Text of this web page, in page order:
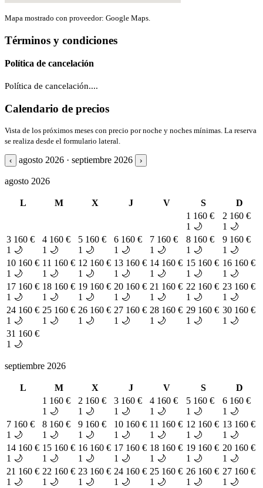
Mapa mostrado con proveedor: Google Maps.
Términos y condiciones
Política de cancelación
Política de cancelación....
Calendario de precios
Vista de los próximos meses con precio por noche y noches mínimas. La reserva
se realiza desde el formulario lateral.
‹ agosto 2026 · septiembre 2026 ›
agosto 2026
L M X J V S
D
1 160 €
1 🌙
2 160 €
1 🌙
3 160 €
1 🌙
4 160 €
1 🌙
5 160 €
1 🌙
6 160 €
1 🌙
7 160 €
1 🌙
8 160 €
1 🌙
9 160 €
1 🌙
10 160 €
1 🌙
11 160 €
1 🌙
12 160 €
1 🌙
13 160 €
1 🌙
14 160 €
1 🌙
15 160 €
1 🌙
16 160 €
1 🌙
17 160 €
1 🌙
18 160 €
1 🌙
19 160 €
1 🌙
20 160 €
1 🌙
21 160 €
1 🌙
22 160 €
1 🌙
23 160 €
1 🌙
24 160 €
1 🌙
25 160 €
1 🌙
26 160 €
1 🌙
27 160 €
1 🌙
28 160 €
1 🌙
29 160 €
1 🌙
30 160 €
1 🌙
31 160 €
1 🌙
septiembre 2026
L M X J V S
D
1 160 €
1 🌙
2 160 €
1 🌙
3 160 €
1 🌙
4 160 €
1 🌙
5 160 €
1 🌙
6 160 €
1 🌙
7 160 €
1 🌙
8 160 €
1 🌙
9 160 €
1 🌙
10 160 €
1 🌙
11 160 €
1 🌙
12 160 €
1 🌙
13 160 €
1 🌙
14 160 €
1 🌙
15 160 €
1 🌙
16 160 €
1 🌙
17 160 €
1 🌙
18 160 €
1 🌙
19 160 €
1 🌙
20 160 €
1 🌙
21 160 €
1 🌙
22 160 €
1 🌙
23 160 €
1 🌙
24 160 €
1 🌙
25 160 €
1 🌙
26 160 €
1 🌙
27 160 €
1 🌙